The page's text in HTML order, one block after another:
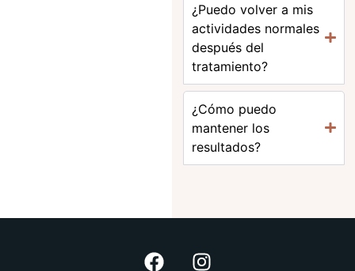
¿Puedo volver a mis
actividades normales
después del
tratamiento?
¿Cómo puedo
mantener los
resultados?